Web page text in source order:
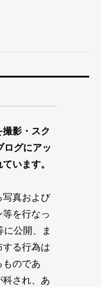
影・スク
ログにアッ
います。
写真および
を行なっ
公開、ま
する行為は
ものであ
科され、あ